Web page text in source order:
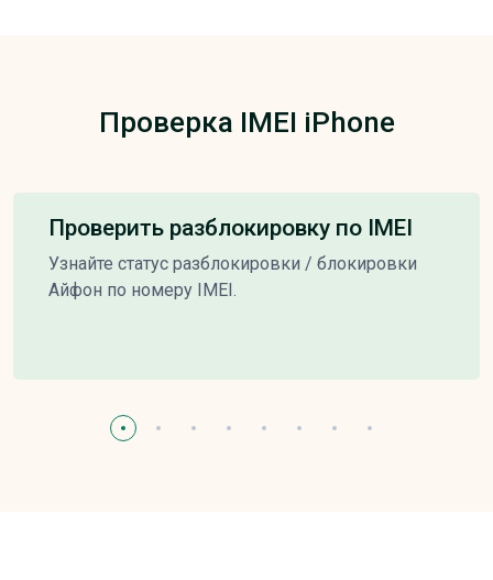
Проверка IMEI iPhone
Проверить разблокировку по IMEI
Узнайте статус разблокировки / блокировки
Айфон по номеру IMEI.